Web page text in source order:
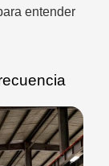
entender